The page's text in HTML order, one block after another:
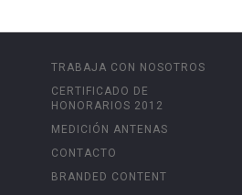
TRABAJA CON NOSOTROS
CERTIFICADO DE
HONORARIOS 2012
MEDICIÓN ANTENAS
CONTACTO
BRANDED CONTENT